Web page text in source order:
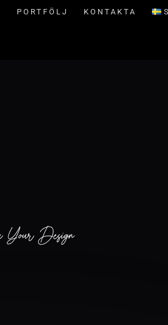
PORTFÖLJ KONTAKTA